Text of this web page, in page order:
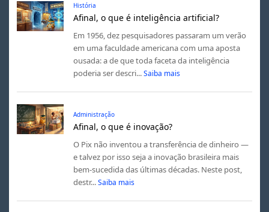
História
Afinal, o que é inteligência artificial?
Em 1956, dez pesquisadores passaram um verão
em uma faculdade americana com uma aposta
ousada: a de que toda faceta da inteligência
poderia ser descri... Saiba mais
Administração
Afinal, o que é inovação?
O Pix não inventou a transferência de dinheiro —
e talvez por isso seja a inovação brasileira mais
bem-sucedida das últimas décadas. Neste post,
destr... Saiba mais